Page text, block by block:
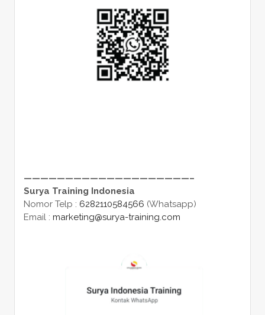
————————————————————–
Surya Training Indonesia
Nomor Telp : 6282110584566 (Whatsapp)
Email : marketing@surya-training.com